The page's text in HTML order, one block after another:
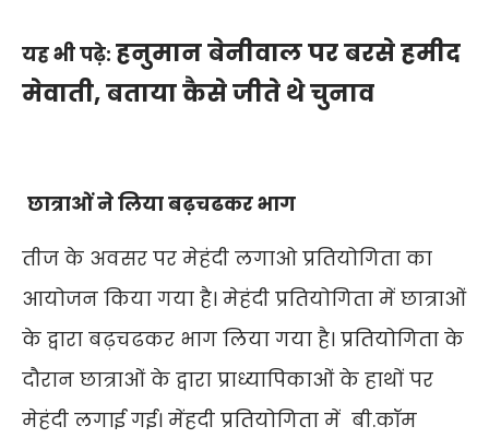
यह भी पढ़े: हनुमान बेनीवाल पर बरसे हमीद
मेवाती, बताया कैसे जीते थे चुनाव
छात्राओं ने लिया बढ़चढकर भाग
तीज के अवसर पर मेहंदी लगाओ प्रतियोगिता का
आयोजन किया गया है। मेहंदी प्रतियोगिता में छात्राओं
के द्वारा बढ़चढकर भाग लिया गया है। प्रतियोगिता के
दौरान छात्राओं के द्वारा प्राध्यापिकाओं के हाथों पर
मेहंदी लगाई गई। मेंहदी प्रतियोगिता में बी.कॉम